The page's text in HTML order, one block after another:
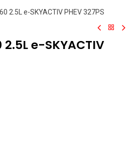
2.5L e-SKYACTIV PHEV 327PS
e-SKYACTIV